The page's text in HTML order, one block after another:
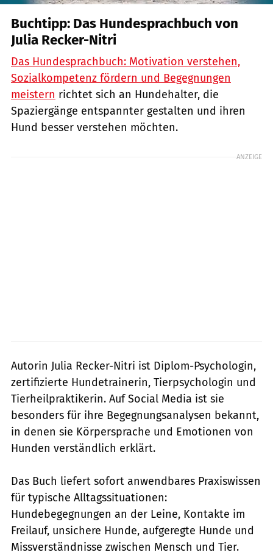
Buchtipp: Das Hundesprachbuch von
Julia Recker-Nitri
Das Hundesprachbuch: Motivation verstehen,
Sozialkompetenz fördern und Begegnungen
meistern richtet sich an Hundehalter, die
Spaziergänge entspannter gestalten und ihren
Hund besser verstehen möchten.
ANZEIGE
Autorin Julia Recker-Nitri ist Diplom-Psychologin,
zertifizierte Hundetrainerin, Tierpsychologin und
Tierheilpraktikerin. Auf Social Media ist sie
besonders für ihre Begegnungsanalysen bekannt,
in denen sie Körpersprache und Emotionen von
Hunden verständlich erklärt.
Das Buch liefert sofort anwendbares Praxiswissen
für typische Alltagssituationen:
Hundebegegnungen an der Leine, Kontakte im
Freilauf, unsichere Hunde, aufgeregte Hunde und
Missverständnisse zwischen Mensch und Tier.